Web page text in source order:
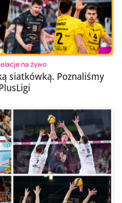
na żywo
siatkówką. Poznaliśmy